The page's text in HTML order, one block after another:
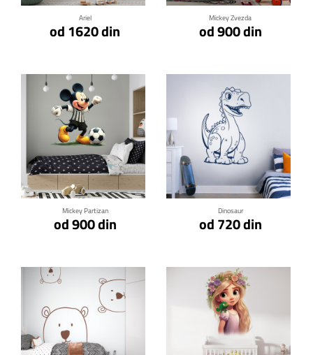
Ariel
od 1620 din
Mickey Zvezda
od 900 din
Mickey Partizan
od 900 din
Klikni za detalje
Dinosaur
od 720 din
Klikni za detalje